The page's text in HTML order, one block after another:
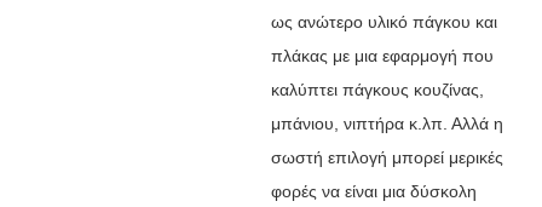
ως ανώτερο υλικό πάγκου και
πλάκας με μια εφαρμογή που
καλύπτει πάγκους κουζίνας,
μπάνιου, νιπτήρα κ.λπ. Αλλά η
σωστή επιλογή μπορεί μερικές
φορές να είναι μια δύσκολη